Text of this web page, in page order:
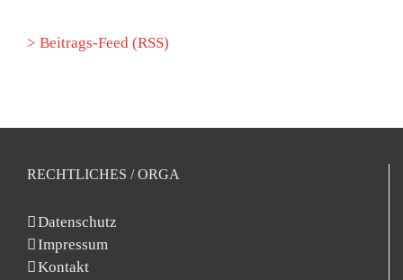
> Beitrags-Feed (RSS)
RECHTLICHES / ORGA
Datenschutz
Impressum
Kontakt